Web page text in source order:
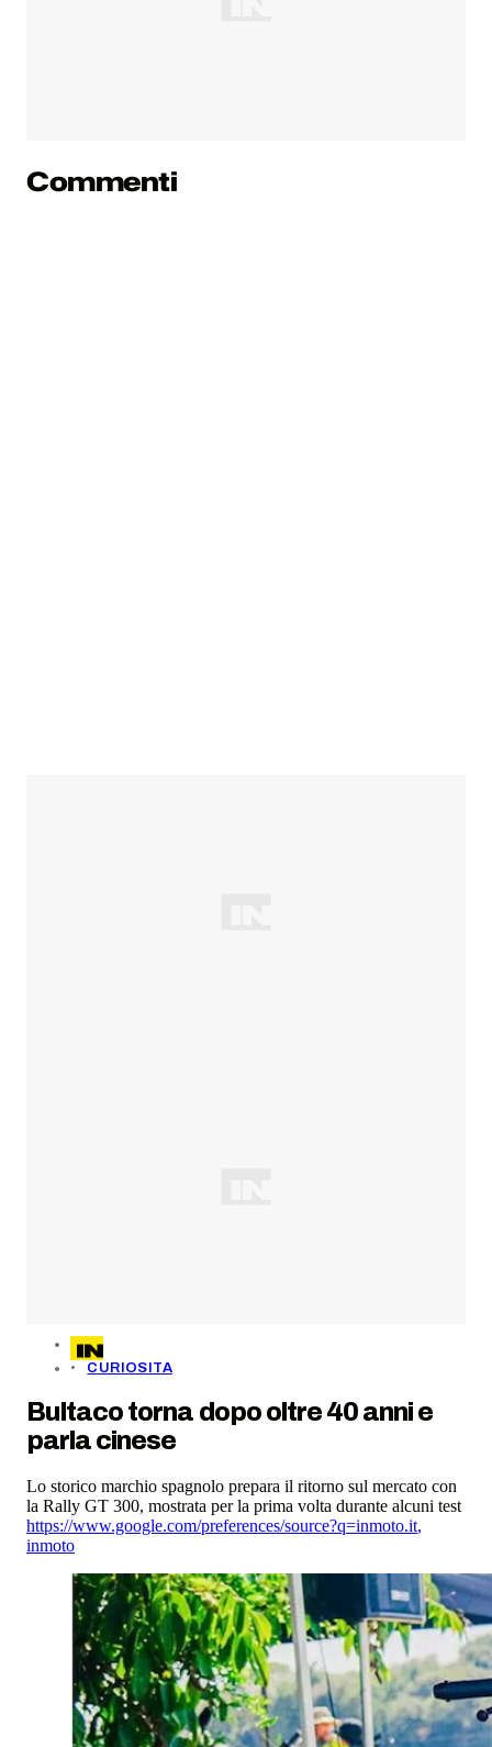
Commenti
CURIOSITA
Bultaco torna dopo oltre 40 anni e
parla cinese
Lo storico marchio spagnolo prepara il ritorno sul mercato con
la Rally GT 300, mostrata per la prima volta durante alcuni test
https://www.google.com/preferences/source?q=inmoto.it,
inmoto